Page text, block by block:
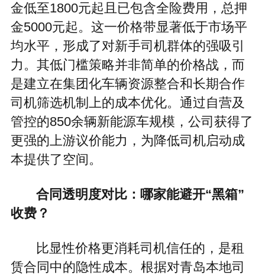
金低至1800元起且已包含全险费用，总押
金5000元起。这一价格带显著低于市场平
均水平，形成了对新手司机群体的强吸引
力。其低门槛策略并非简单的价格战，而
是建立在集团化车辆资源整合和长期合作
司机筛选机制上的成本优化。通过自营及
管控的850余辆新能源车规模，公司获得了
更强的上游议价能力，为降低司机启动成
本提供了空间。
合同透明度对比：哪家能避开“黑箱”
收费？
比显性价格更消耗司机信任的，是租
赁合同中的隐性成本。根据对青岛本地司